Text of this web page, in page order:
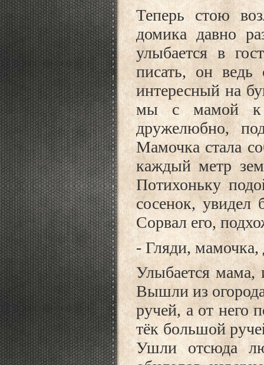
Теперь стою
домика давно
улыбается в
писать, он ведь
интересный на
мы с мамой к
дружелюбно,
Мамочка стала
каждый метр
Потихоньку
сосенок,
Сорвал его,
- Гляди, мамочка,
Улыбается мама,
Вышли из
ручей, а от него
тёк большой
Ушли отсюда